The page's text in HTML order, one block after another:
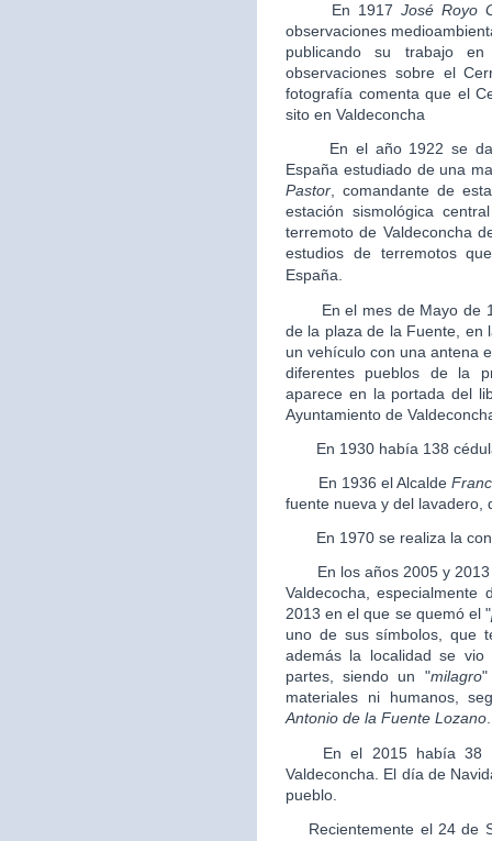
En 1917 José Royo
observaciones
publicando su trabajo
observaciones sobre el
fotografía comenta que el
sito en Valdeconcha
En el año 1922 se data
España estudiado de una
Pastor, comandante de
estación sismológica
terremoto de Valdeconcha
estudios de terremotos
España.
En el mes de Mayo de
de la plaza de la Fuente, en
un vehículo con una antena
diferentes pueblos de la
aparece en la portada del
Ayuntamiento de
En 1930 había 138
En 1936 el Alcalde
fuente nueva y del lavadero,
En 1970 se realiza la
En los años 2005 y 2013
Valdecocha,
2013 en el que se quemó el "
uno de sus símbolos, que
además la localidad se
partes, siendo un "milagro"
materiales ni humanos,
Antonio de la Fuente Lozano.
En el 2015 había 38
Valdeconcha. El día de
pueblo.
Recientemente el 24 de